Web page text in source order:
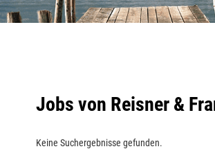
Jobs von Reisner &
Keine Suchergebnisse gefunden.